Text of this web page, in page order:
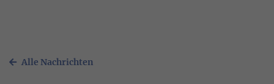
Alle Nachrichten